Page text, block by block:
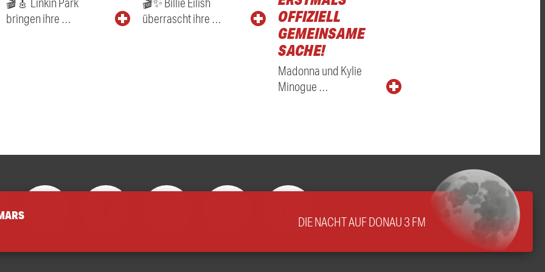
bringen ihre …
überrascht ihre …
OFFIZIELL
GEMEINSAME
SACHE!
Madonna und Kylie
Minogue …
DIE NACHT AUF DONAU 3 FM